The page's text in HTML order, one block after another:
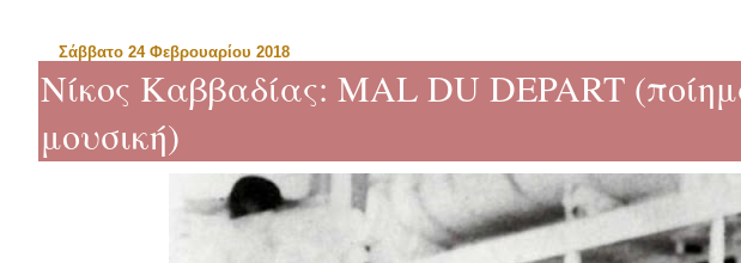
Σάββατο 24 Φεβρουαρίου 2018
Νίκος Καββαδίας: MAL DU DEPART
μουσική)